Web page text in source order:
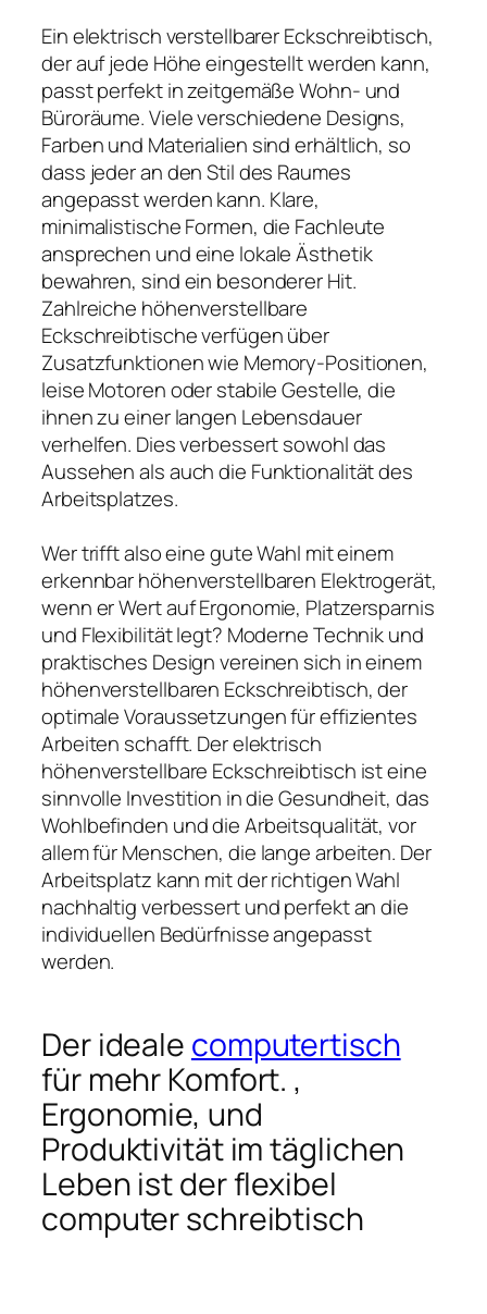
Ein elektrisch verstellbarer Eckschreibtisch,
der auf jede Höhe eingestellt werden kann,
passt perfekt in zeitgemäße Wohn- und
Büroräume. Viele verschiedene Designs,
Farben und Materialien sind erhältlich, so
dass jeder an den Stil des Raumes
angepasst werden kann. Klare,
minimalistische Formen, die Fachleute
ansprechen und eine lokale Ästhetik
bewahren, sind ein besonderer Hit.
Zahlreiche höhenverstellbare
Eckschreibtische verfügen über
Zusatzfunktionen wie Memory-Positionen,
leise Motoren oder stabile Gestelle, die
ihnen zu einer langen Lebensdauer
verhelfen. Dies verbessert sowohl das
Aussehen als auch die Funktionalität des
Arbeitsplatzes.
Wer trifft also eine gute Wahl mit einem
erkennbar höhenverstellbaren Elektrogerät,
wenn er Wert auf Ergonomie, Platzersparnis
und Flexibilität legt? Moderne Technik und
praktisches Design vereinen sich in einem
höhenverstellbaren Eckschreibtisch, der
optimale Voraussetzungen für effizientes
Arbeiten schafft. Der elektrisch
höhenverstellbare Eckschreibtisch ist eine
sinnvolle Investition in die Gesundheit, das
Wohlbefinden und die Arbeitsqualität, vor
allem für Menschen, die lange arbeiten. Der
Arbeitsplatz kann mit der richtigen Wahl
nachhaltig verbessert und perfekt an die
individuellen Bedürfnisse angepasst
werden.
Der ideale computertisch
für mehr Komfort. ,
Ergonomie, und
Produktivität im täglichen
Leben ist der flexibel
computer schreibtisch